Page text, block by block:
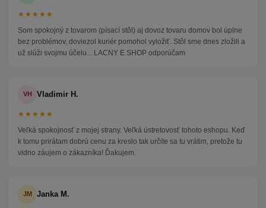
★★★★★
Som spokojný z tovarom (písací stôl) aj dovoz tovaru domov bol úplne
bez problémov, doviezol kuriér pomohol vyložiť. Stôl sme dnes zložili a
už slúži svojmu účelu... LACNY E SHOP odporúčam
VH Vladimir H.
★★★★★
Veľká spokojnosť z mojej strany. Veľká ústretovosť tohoto eshopu. Keď
k tomu prirátam dobrú cenu za kreslo tak určite sa tu vrátim, pretože tu
vidno záujem o zákazníka! Ďakujem.
JM Janka M.